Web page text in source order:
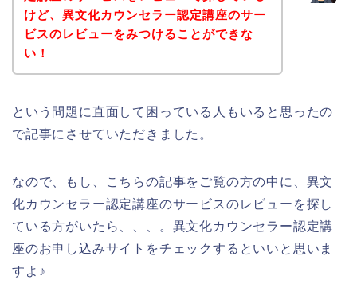
けど、異文化カウンセラー認定講座のサー
ビスのレビューをみつけることができな
い！
という問題に直面して困っている人もいると思ったの
で記事にさせていただきました。
なので、もし、こちらの記事をご覧の方の中に、異文
化カウンセラー認定講座のサービスのレビューを探し
ている方がいたら、、、。異文化カウンセラー認定講
座のお申し込みサイトをチェックするといいと思いま
すよ♪